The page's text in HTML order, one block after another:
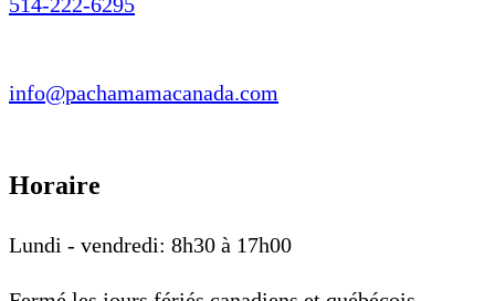
info@pachamamacanada.com
Horaire
Lundi - vendredi: 8h30 à 17h00